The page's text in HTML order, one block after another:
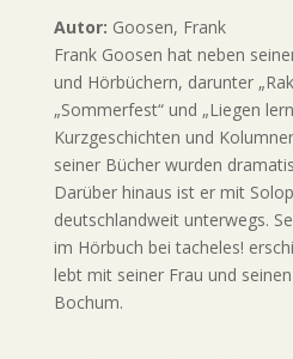
Autor: Goosen, Frank
Frank Goosen hat neben
und Hörbüchern, darunter
„Sommerfest“ und „Liegen
Kurzgeschichten und
seiner Bücher wurden
Darüber hinaus ist er mit
deutschlandweit unterwegs.
im Hörbuch bei tacheles!
lebt mit seiner Frau und
Bochum.